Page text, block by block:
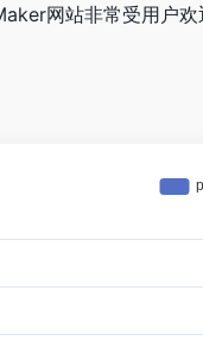
网站非常受用户